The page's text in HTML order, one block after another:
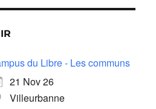
du Libre - Les communs
21 Nov 26
Villeurbanne